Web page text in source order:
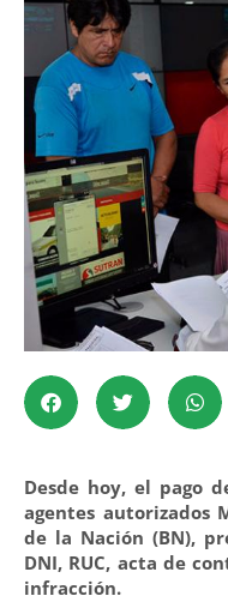
Desde hoy, el pago
agentes autorizados
de la Nación (BN),
DNI, RUC, acta de
infracción.